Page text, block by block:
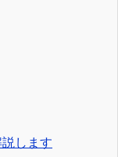
します